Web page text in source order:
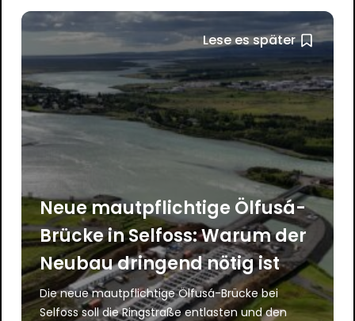
Lese es später
Neue mautpflichtige Ölfusá-
Brücke in Selfoss: Warum der
Neubau dringend nötig ist
Die neue mautpflichtige Ölfusá-Brücke bei
Selfoss soll die Ringstraße entlasten und den